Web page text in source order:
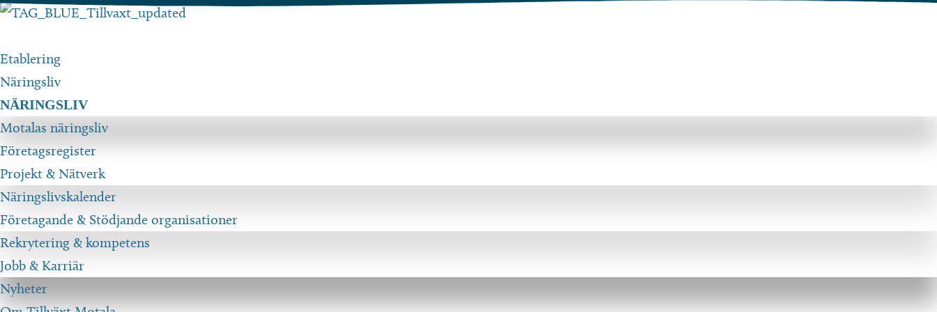
Hoppa
innehåll
Etablering
Näringsliv
NÄRINGSLIV
Motalas näringsliv
Företagsregister
Projekt & Nätverk
Näringslivskalender
Företagande & Stödjande organisationer
Rekrytering & kompetens
Jobb & Karriär
Nyheter